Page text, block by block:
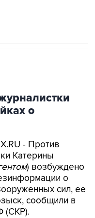
о
- Против
Катерины
) возбуждено
о
сил, ее
сообщили в
(СКР).